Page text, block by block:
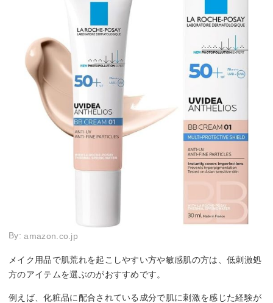
By:amazon.co.jp
メイク用品で肌荒れを起こしやすい方や敏感肌の方は、低刺激処
方のアイテムを選ぶのがおすすめです。
例えば、化粧品に配合されている成分で肌に刺激を感じた経験が